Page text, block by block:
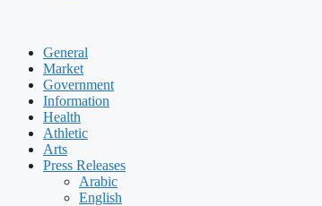
General
Market
Government
Information
Health
Athletic
Arts
Press Releases
Arabic
English